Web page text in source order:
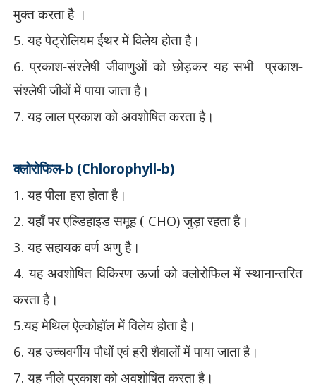
मुक्त करता है ।
5.यह पेट्रोलियम ईथर में विलेय होता है।
6.प्रकाश-संश्लेषी जीवाणुओं को छोड़कर यह सभी
प्रकाश-
संश्लेषी जीवों में पाया जाता है।
7.यह लाल प्रकाश को अवशोषित करता है।
क्लोरोफिल-b (Chlorophyll-b)
1.यह पीला-हरा होता है।
2.यहाँ पर एल्डिहाइड समूह (-CHO)जुड़ा रहता है।
3.यह सहायक वर्ण अणु है।
4.यह अवशोषित विकिरण ऊर्जा को क्लोरोफिल मेंस्थानान्तरित
करता है।
5.यह मेथिल ऐल्कोहॉल में विलेय होता है।
6.यह उच्चवर्गीय पौधों एवं हरी शैवालों में पाया जाता है।
7.यह नीले प्रकाश को अवशोषित करता है।